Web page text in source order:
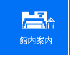
館内案内